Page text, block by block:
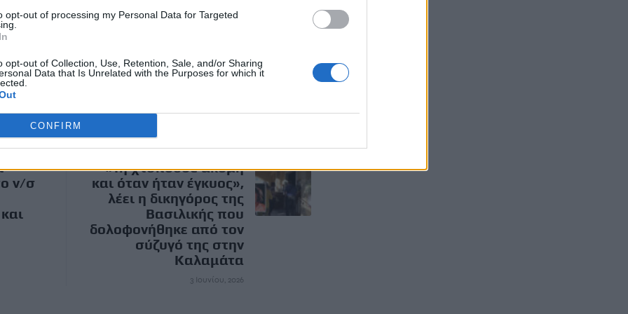
opt-out of processing my Personal Data for Targeted
opt-out of Collection, Use, Retention, Sale, and/or Sharing
Data that Is Unrelated with the Purposes for which it
CONFIRM
δεκάδες σχόλια και αντιδράσεις από τους
ν/σ
«Τη χτυπούσε ακόμη
και όταν ήταν έγκυος»,
λέει η δικηγόρος της
Βασιλικής που
δολοφονήθηκε από τον
σύζυγό της στην
Καλαμάτα
3 Ιουνίου, 2026